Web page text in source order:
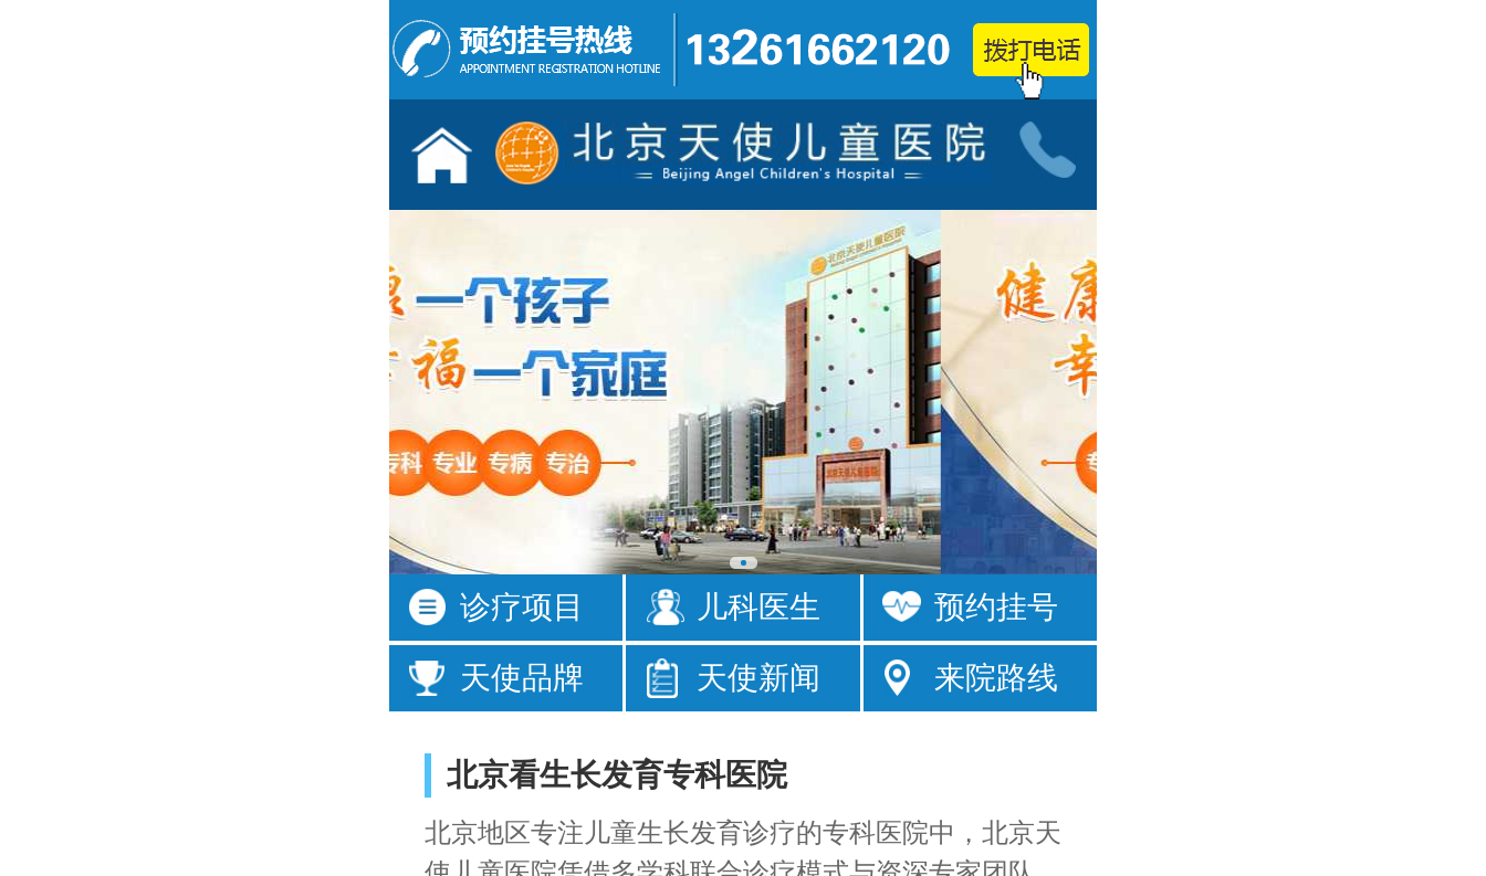
抽动症
发育迟缓
遗尿症
矮小症
注意力不集中
频繁眨眼
发育落后
经常尿床
注意力短暂
成绩差
诊疗项目 儿科医生 预约挂号
天使品牌 天使新闻 来院路线
北京看生长发育专科医院
北京地区专注儿童生长发育诊疗的专科医院中，北京天